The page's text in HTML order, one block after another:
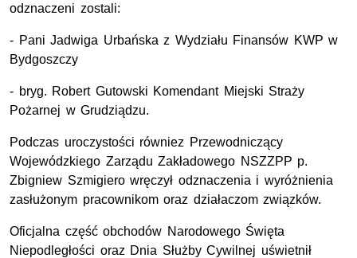
odznaczeni zostali:
- Pani Jadwiga Urbańska z Wydziału Finansów KWP w
Bydgoszczy
- bryg. Robert Gutowski Komendant Miejski Straży
Pożarnej w Grudziądzu.
Podczas uroczystości równiez Przewodniczący
Wojewódzkiego Zarządu Zakładowego NSZZPP p.
Zbigniew Szmigiero wręczył odznaczenia i wyróżnienia
zasłużonym pracownikom oraz działaczom związków.
Oficjalna część obchodów Narodowego Święta
Niepodległości oraz Dnia Służby Cywilnej uświetnił